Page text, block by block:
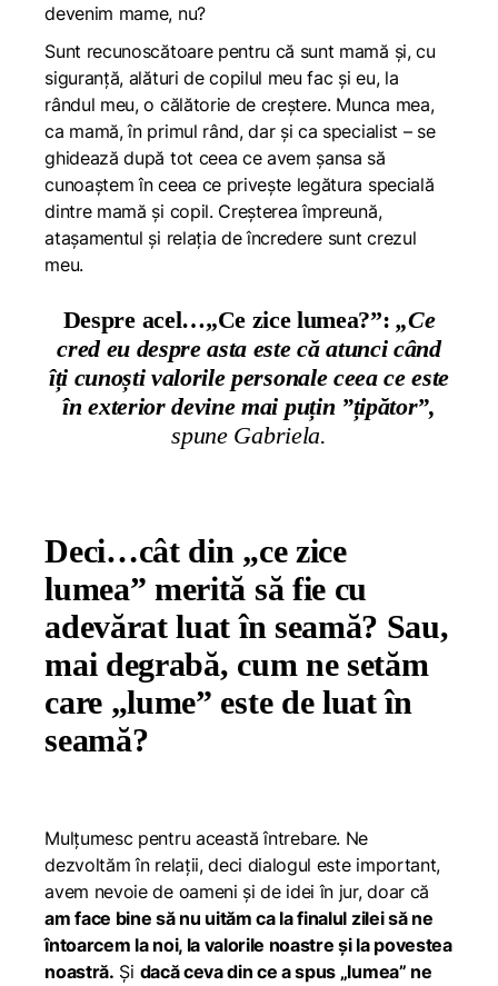
devenim mame, nu?
Sunt recunoscătoare pentru că sunt mamă și, cu
siguranță, alături de copilul meu fac și eu, la
rândul meu, o călătorie de creștere. Munca mea,
ca mamă, în primul rând, dar și ca specialist – se
ghidează după tot ceea ce avem șansa să
cunoaștem în ceea ce privește legătura specială
dintre mamă și copil. Creșterea împreună,
atașamentul și relația de încredere sunt crezul
meu.
Despre acel…„Ce zice lumea?”: „Ce
cred eu despre asta este că atunci când
îți cunoști valorile personale ceea ce este
în exterior devine mai puțin ”țipător”,
spune Gabriela.
Deci…cât din „ce zice
lumea” merită să fie cu
adevărat luat în seamă? Sau,
mai degrabă, cum ne setăm
care „lume” este de luat în
seamă?
Mulțumesc pentru această întrebare. Ne
dezvoltăm în relații, deci dialogul este important,
avem nevoie de oameni și de idei în jur, doar că
am face bine să nu uităm ca la finalul zilei să ne
întoarcem la noi, la valorile noastre și la povestea
noastră. Și dacă ceva din ce a spus „lumea” ne